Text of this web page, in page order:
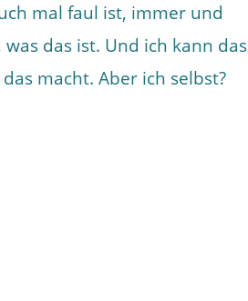
mal faul ist, immer und
das ist. Und ich kann das
macht. Aber ich selbst?